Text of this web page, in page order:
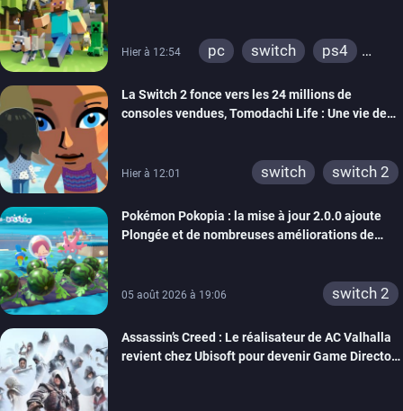
Hier à 12:54 pc switch
ps4
wiiu
3ds
ps3
xbox 360
switch 2
La Switch 2 fonce vers les 24 millions de
consoles vendues, Tomodachi Life : Une vie de
Hier à 12:01 switch switch 2
Pokémon Pokopia : la mise à jour 2.0.0 ajoute
Plongée et de nombreuses améliorations de
05 août 2026 à 19:06 switch 2
Assassin’s Creed : Le réalisateur de AC Valhalla
revient chez Ubisoft pour devenir Game Director